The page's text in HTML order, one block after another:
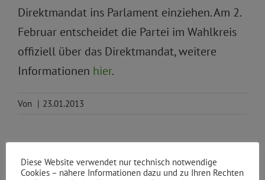
Direktmandat ins Parlament einziehen. Am 2.
Februar entscheidet die Partei im Wahlkreis
offiziell über das Direktmandat, weitere
Informationen hier.
Von | 23.01.2013
Teile den Beitrag
Diese Website verwendet nur technisch notwendige
Cookies – nähere Informationen dazu und zu Ihren Rechten